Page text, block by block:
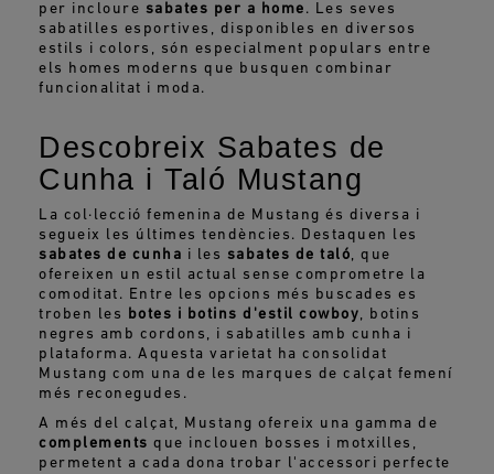
per incloure sabates per a home . Les seves
sabatilles esportives, disponibles en diversos
estils i colors, són especialment populars entre
els homes moderns que busquen combinar
funcionalitat i moda.
Descobreix Sabates de
Cunha i Taló Mustang
La col·lecció femenina de Mustang és diversa i
segueix les últimes tendències. Destaquen les
sabates de cunha i les sabates de taló, que
ofereixen un estil actual sense comprometre la
comoditat. Entre les opcions més buscades es
troben les botes i botins d'estil cowboy, botins
negres amb cordons, i sabatilles amb cunha i
plataforma. Aquesta varietat ha consolidat
Mustang com una de les marques de calçat femení
més reconegudes.
A més del calçat, Mustang ofereix una gamma de
complements que inclouen bosses i motxilles,
permetent a cada dona trobar l'accessori perfecte